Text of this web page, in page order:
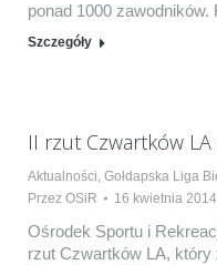
ponad 1000
Szczegóły
II rzut Czwartków LA
Aktualności, Gołdapska Liga
Przez OSiR 16 kwietnia 2014
Ośrodek Sportu i
rzut Czwartków LA, który